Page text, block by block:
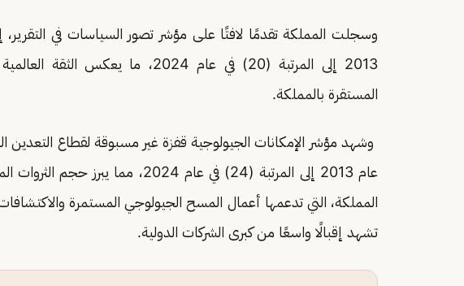
2013 إلى المرتبة (20) في عام 2024، ما
المستقرة بالمملكة.
عام 2013 إلى المرتبة (24) في عام 2024،
المملكة، التي تدعمها أعمال المسح الجيولوجي المستمرة
تشهد إقبالًا واسعًا من كبرى الشركات الدولية.